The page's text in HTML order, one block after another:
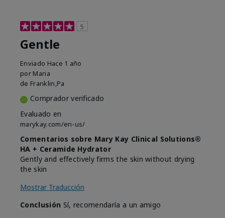
5
Gentle
Enviado Hace 1 año
por Maria
de Franklin,Pa
Comprador verificado
Evaluado en
marykay.com/en-us/
Comentarios sobre Mary Kay Clinical Solutions®
HA + Ceramide Hydrator
Gently and effectively firms the skin without drying
the skin
Mostrar Traducción
Conclusión Sí, recomendaría a un amigo